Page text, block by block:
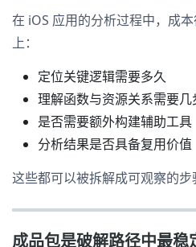
在 iOS 应用的分析过程中，成
上：
定位关键逻辑需要多久
理解函数与资源关系需要几
是否需要额外构建辅助工具
分析结果是否具备复用价值
这些都可以被拆解成可观察的步
成品包是破解路径中最稳